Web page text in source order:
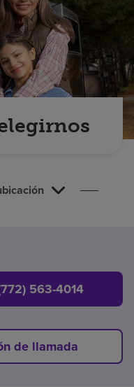
563-4014
de llamada